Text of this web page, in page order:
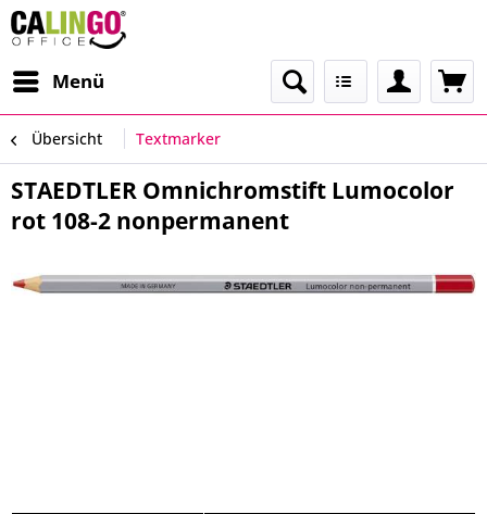
Menü
Übersicht Textmarker
STAEDTLER Omnichromstift Lumocolor
rot 108-2 nonpermanent